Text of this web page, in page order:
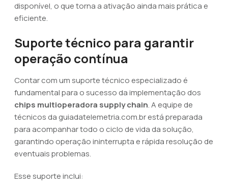
disponível, o que torna a ativação ainda mais prática e
eficiente.
Suporte técnico para garantir
operação contínua
Contar com um suporte técnico especializado é
fundamental para o sucesso da implementação dos
chips multioperadora supply chain. A equipe de
técnicos da guiadatelemetria.com.br está preparada
para acompanhar todo o ciclo de vida da solução,
garantindo operação ininterrupta e rápida resolução de
eventuais problemas.
Esse suporte inclui: